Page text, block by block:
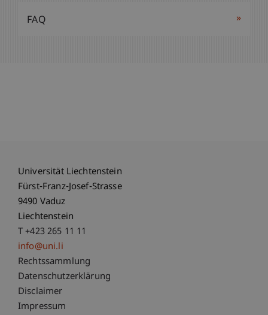
FAQ »
Universität Liechtenstein
Fürst-Franz-Josef-Strasse
9490 Vaduz
Liechtenstein
T +423 265 11 11
info@uni.li
Fußzeile Rechtliche Hinweise
Rechtssammlung
Datenschutzerklärung
Disclaimer
Impressum